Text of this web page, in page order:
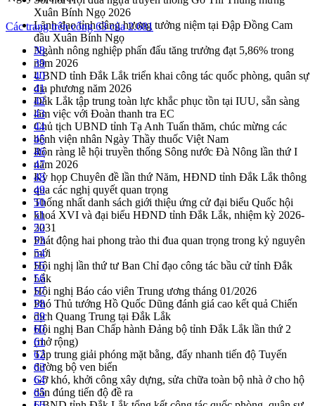
Xuân Bính Ngọ 2026
Lãnh đạo tỉnh dâng hương tưởng niệm tại Đập Đồng Cam
đầu Xuân Bính Ngọ
Ngành nông nghiệp phấn đấu tăng trưởng đạt 5,86% trong
năm 2026
UBND tỉnh Đắk Lắk triển khai công tác quốc phòng, quân sự
địa phương năm 2026
Đắk Lắk tập trung toàn lực khắc phục tồn tại IUU, sẵn sàng
làm việc với Đoàn thanh tra EC
Chủ tịch UBND tỉnh Tạ Anh Tuấn thăm, chúc mừng các
bệnh viện nhân Ngày Thầy thuốc Việt Nam
Rộn ràng lễ hội truyền thống Sông nước Đà Nông lần thứ I
năm 2026
Kỳ họp Chuyên đề lần thứ Năm, HĐND tỉnh Đắk Lắk thông
qua các nghị quyết quan trọng
Thống nhất danh sách giới thiệu ứng cử đại biểu Quốc hội
khoá XVI và đại biểu HĐND tỉnh Đắk Lắk, nhiệm kỳ 2026-
2031
Phát động hai phong trào thi đua quan trọng trong kỷ nguyên
mới
Hội nghị lần thứ tư Ban Chỉ đạo công tác bầu cử tỉnh Đắk
Lắk
Hội nghị Báo cáo viên Trung ương tháng 01/2026
Phó Thủ tướng Hồ Quốc Dũng đánh giá cao kết quả Chiến
dịch Quang Trung tại Đắk Lắk
Hội nghị Ban Chấp hành Đảng bộ tỉnh Đắk Lắk lần thứ 2
(mở rộng)
Tập trung giải phóng mặt bằng, đẩy nhanh tiến độ Tuyến
đường bộ ven biển
Gỡ khó, khởi công xây dựng, sửa chữa toàn bộ nhà ở cho hộ
dân đúng tiến độ đề ra
Các trang trên cổng 63 của 2.681
38
39
40
41
42
43
44
45
46
47
48
49
50
51
52
53
54
55
56
57
58
59
60
61
62
63
64
65